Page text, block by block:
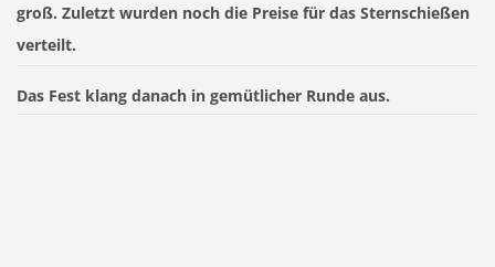
groß. Zuletzt wurden noch die Preise für das Sternschießen
verteilt.
Das Fest klang danach in gemütlicher Runde aus.